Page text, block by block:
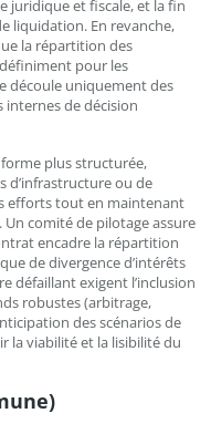
juridique et fiscale, et la fin
liquidation. En revanche,
la répartition des
pour les
découle uniquement des
de décision
plus structurée,
d’infrastructure ou de
efforts tout en maintenant
comité de pilotage assure
encadre la répartition
de divergence d’intérêts
défaillant exigent l’inclusion
robustes (arbitrage,
des scénarios de
la viabilité et la lisibilité du